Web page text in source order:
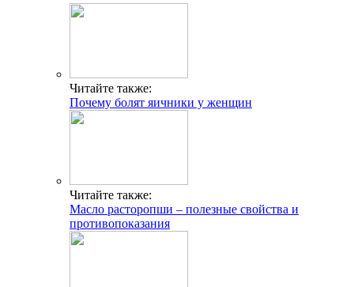
Читайте также:
Почему болят яичники у женщин
Читайте также:
Масло расторопши – полезные свойства и
противопоказания